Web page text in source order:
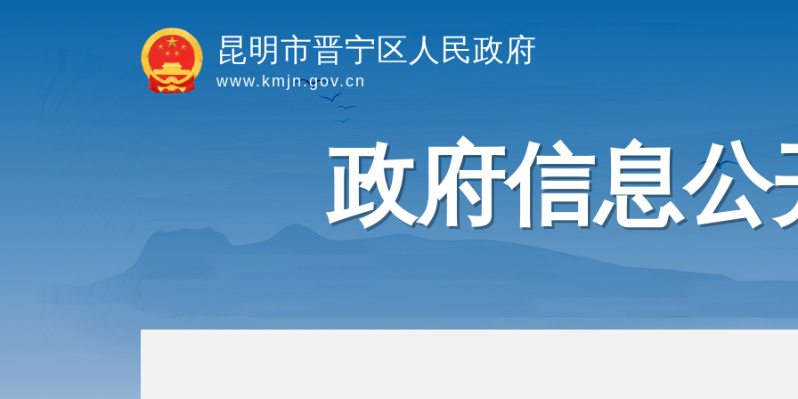
昆明市晋宁区人民政府
www.kmjn.gov.cn
政府信息公